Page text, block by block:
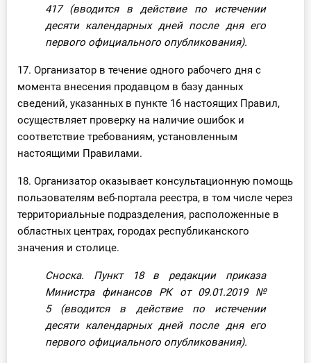
417(вводится в действие по истечении
десяти календарных дней после дня его
первого официального опубликования).
17. Организатор в течение одного рабочего дня с
момента внесения продавцом в базу данных
сведений, указанных в пункте 16 настоящих Правил,
осуществляет проверку на наличие ошибок и
соответствие требованиям, установленным
настоящими Правилами.
18. Организатор оказывает консультационную помощь
пользователям веб-портала реестра, в том числе через
территориальные подразделения, расположенные в
областных центрах, городах республиканского
значения и столице.
Сноска. Пункт 18 в редакции приказа
Министра финансов РК от 09.01.2019 №
5(вводится в действие по истечении
десяти календарных дней после дня его
первого официального опубликования).